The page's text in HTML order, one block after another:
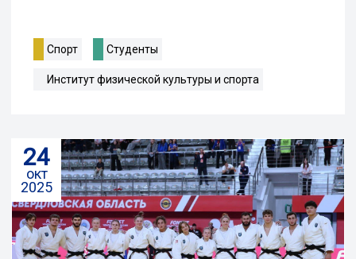
Спорт Студенты
Институт физической культуры и спорта
24
окт
2025